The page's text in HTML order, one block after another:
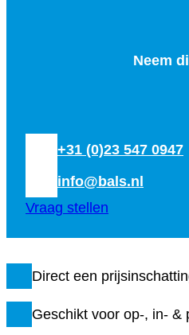
Neem
+31 (0)23 547 0947
info@bals.nl
Vraag stellen
Direct een
Geschikt voor op-, in- &